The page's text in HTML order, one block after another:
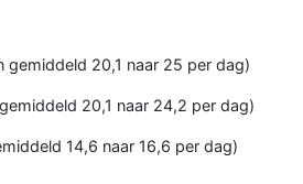
gemiddeld 20,1 naar 25 per dag)
20,1 naar 24,2 per dag)
14,6 naar 16,6 per dag)